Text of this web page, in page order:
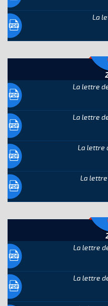
La
La lettre
La lettre
La lettre
La
La
La lettre
La lettre
La lettre
La lettre